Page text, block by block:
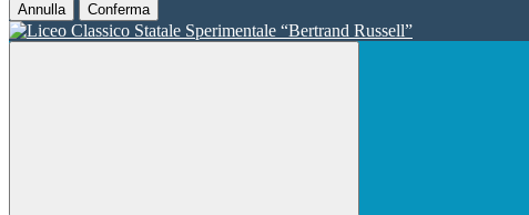
Annulla Conferma